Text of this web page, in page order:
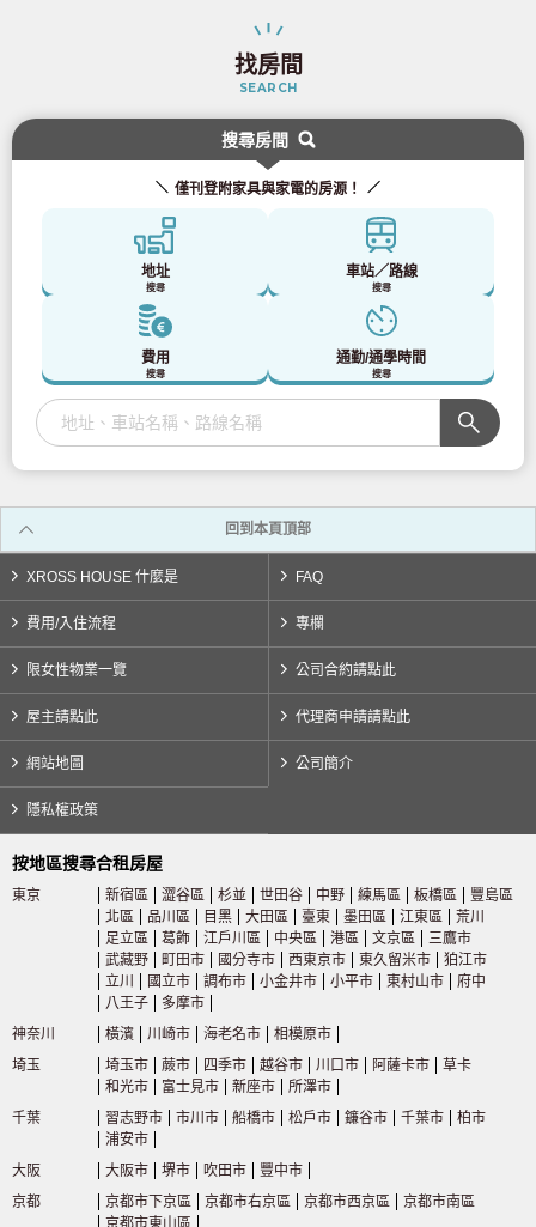
東武野田線 (7)
北總鐵道北總線 (8)
東京臨海高速鐵路
臨海線 (12)
藍線
JR西日本
JR東西線 (20)
奈良線 (3)
新京成電鐵
新京成線 (4)
相模鐵道
找房間
SEARCH
搜尋房間
僅刊登附家具與家電的房源！
地址
搜尋
車站／路線
搜尋
費用
搜尋
通勤/通學時間
搜尋
回到本頁頂部
XROSS HOUSE 什麼是 FAQ
費用/入住流程 專欄
限女性物業一覽 公司合約請點此
屋主請點此 代理商申請請點此
網站地圖 公司簡介
隱私權政策
按地區搜尋合租房屋
東京 新宿區 澀谷區 杉並 世田谷 中野 練馬區 板橋區
豐島區
北區
品川區 目黑 大田區 臺東 墨田區 江東區
荒川
足立區
葛飾 江戶川區 中央區 港區 文京區
三鷹市
武藏野
町田市 國分寺市 西東京市 東久留米市
狛江市
立川
國立市 調布市 小金井市 小平市 東村山市
府中
八王子
多摩市
神奈川
橫濱 川崎市 海老名市
相模原市
埼玉
埼玉市 蕨市 四季市 越谷市 川口市 阿薩卡市
草卡
和光市
富士見市 新座市
所澤市
千葉
習志野市 市川市 船橋市 松戶市 鐮谷市 千葉市
柏市
浦安市
大阪
大阪市 堺市 吹田市
豐中市
京都
京都市下京區 京都市右京區 京都市西京區
京都市南區
京都市東山區